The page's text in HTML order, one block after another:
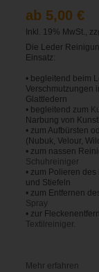
ab 5,00 €
Inkl. 19% MwSt.,
Die Leder
Einsatz:
• begleitend beim
Verschmutzungen
Glattledern
• begleitend zum
Narbung von
• zum Aufbürsten
(Nubuk, Velour,
• zum nassen
Schuhreiniger
• zum Polieren des
und Stiefeln
• zum Entfernen
Spray
• zur
Textilreiniger.
Mehr erfahren